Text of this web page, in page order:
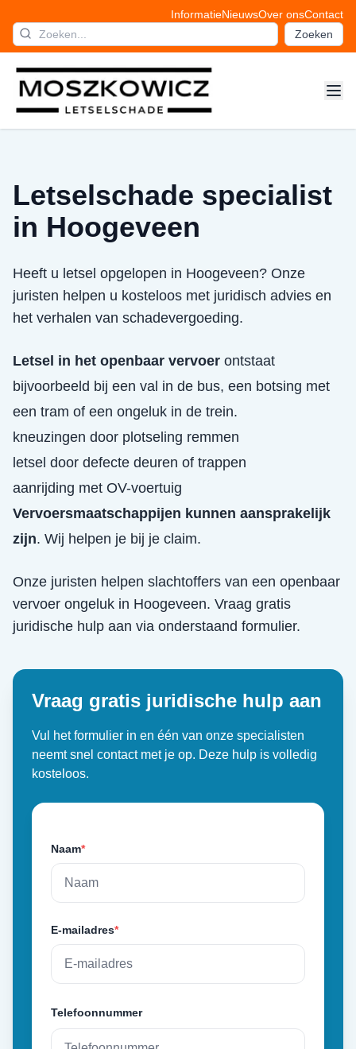
InformatieNieuwsOver onsContact
Zoeken
Letselschade specialist
in Hoogeveen
Heeft u letsel opgelopen in Hoogeveen? Onze
juristen helpen u kosteloos met juridisch advies en
het verhalen van schadevergoeding.
Letsel in het openbaar vervoer ontstaat
bijvoorbeeld bij een val in de bus, een botsing met
een tram of een ongeluk in de trein.
kneuzingen door plotseling remmen
letsel door defecte deuren of trappen
aanrijding met OV-voertuig
Vervoersmaatschappijen kunnen aansprakelijk
zijn. Wij helpen je bij je claim.
Onze juristen helpen slachtoffers van een openbaar
vervoer ongeluk in Hoogeveen. Vraag gratis
juridische hulp aan via onderstaand formulier.
Vraag gratis juridische hulp aan
Vul het formulier in en één van onze specialisten
neemt snel contact met je op. Deze hulp is volledig
kosteloos.
Naam*
E-mailadres*
Telefoonnummer